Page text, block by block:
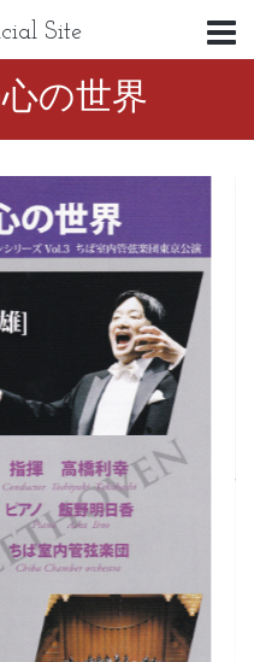
Site
の世界